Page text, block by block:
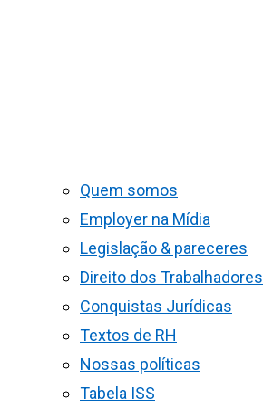
Quem somos
Employer na Mídia
Legislação & pareceres
Direito dos Trabalhadores
Conquistas Jurídicas
Textos de RH
Nossas políticas
Tabela ISS